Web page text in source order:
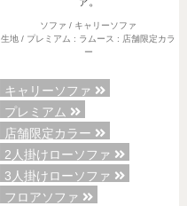
ソファ / キャリーソファ
生地 / プレミアム : ラムース : 店舗限定カラ
ー
キャリーソファ
プレミアム
店舗限定カラー
2人掛けローソファ
3人掛けローソファ
フロアソファ